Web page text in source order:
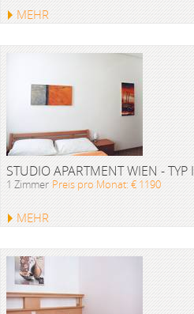
MEHR
STUDIO APARTMENT WIEN - TYP I
1 Zimmer Preis pro Monat: € 1190
MEHR